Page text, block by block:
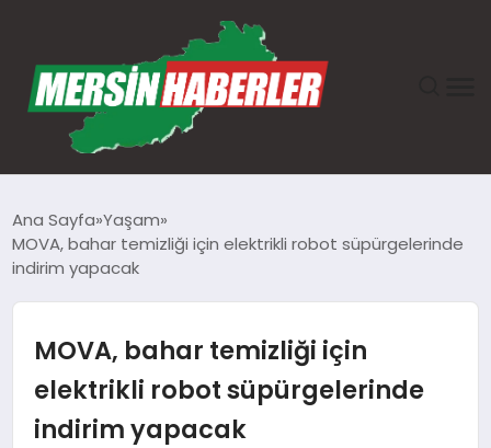
GÜNDEM
TEKNOLOJI
Ana Sayfa Yaşam
MOVA, bahar temizliği için elektrikli robot süpürgelerinde
indirim yapacak
MOVA, bahar temizliği için
elektrikli robot süpürgelerinde
indirim yapacak